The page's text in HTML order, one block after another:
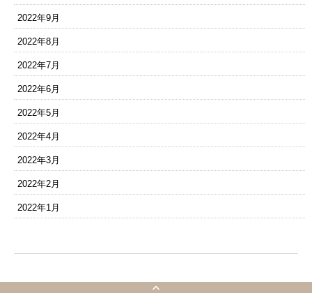
2022年9月
2022年8月
2022年7月
2022年6月
2022年5月
2022年4月
2022年3月
2022年2月
2022年1月